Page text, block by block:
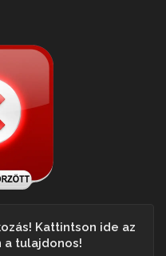
Kattintson ide az
a tulajdonos!